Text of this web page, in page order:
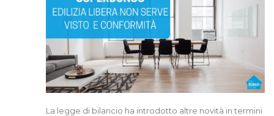
La legge di bilancio ha introdotto altre novità in termini